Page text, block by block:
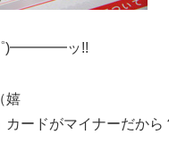
)━━━━ッ!!
嬉
ードがマイナーだから